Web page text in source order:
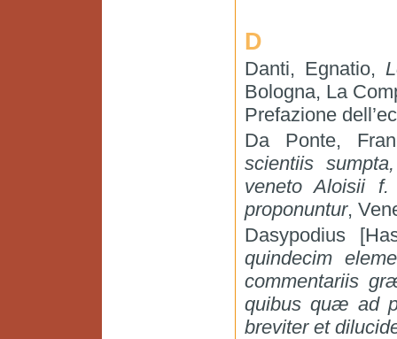
D
Danti, Egnatio,
Bologna, La
Prefazione
Da Ponte,
scientiis
veneto Aloisii
proponuntur,
Dasypodius
quindecim
commentariis
quibus quæ ad
breviter et